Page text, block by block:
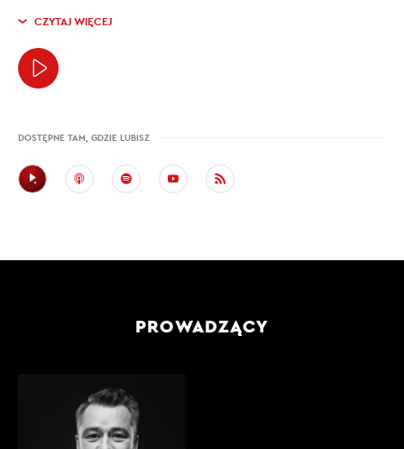
CZYTAJ WIĘCEJ
DOSTĘPNE TAM, GDZIE LUBISZ
PROWADZĄCY